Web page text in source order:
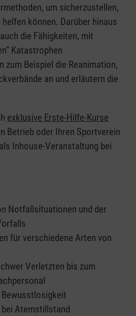
um sicherzustellen,
können. Darüber hinaus
die Fähigkeiten, mit
Katastrophen
zum Beispiel die Reanimation,
an und erläutern die
exklusive Erste-Hilfe-Kurse
Betrieb oder Ihren Sportverein
Inhouse-Veranstaltung bei
Notfallsituationen und der
für verschiedene Arten von
Verletzten bis zum
bei Atemstillstand